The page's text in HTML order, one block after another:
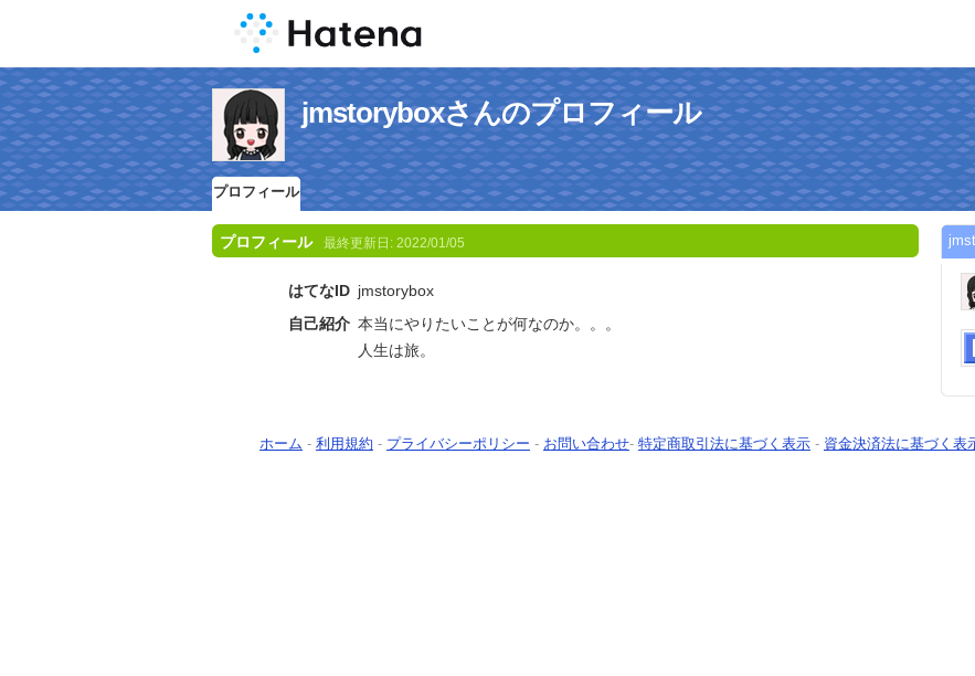
jmstoryboxさんのプロフィール
プロフィール
プロフィール 最終更新日: 2022/01/05
はてなID jmstorybox
自己紹介 本当にやりたいことが何なのか。。。
人生は旅。
ホーム - 利用規約 - プライバシーポリシー - お問い合わせ- 特定商取引法に基づく表示 - 資金決済法に基づく表